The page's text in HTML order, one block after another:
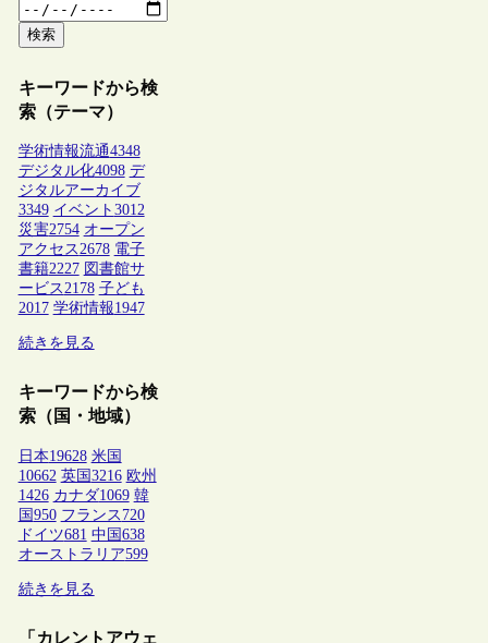
検索
キーワードから検
索（テーマ）
学術情報流通4348
デジタル化4098 デ
ジタルアーカイブ
3349 イベント 3012
災害2754 オープン
アクセス2678 電子
書籍2227 図書館サ
ービス2178 子ども
2017 学術情報1947
続きを見る
キーワードから検
索（国・地域）
日本19628 米国
10662 英国3216 欧州
1426 カナダ1069 韓
国950 フランス 720
ドイツ681 中国638
オーストラリア599
続きを見る
「カレントアウェ